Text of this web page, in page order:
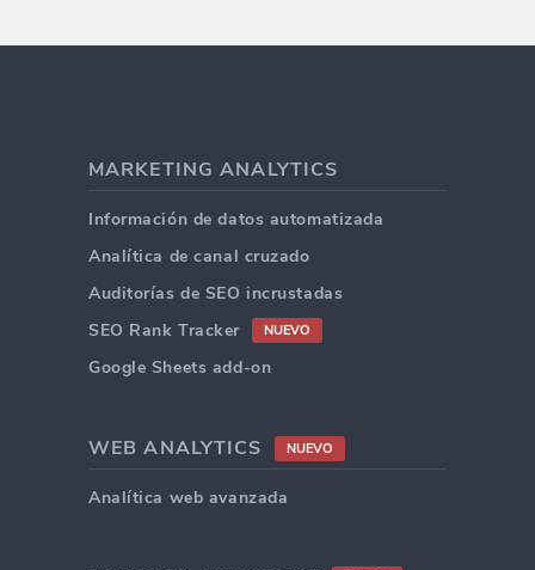
MARKETING ANALYTICS
Información de datos automatizada
Analítica de canal cruzado
Auditorías de SEO incrustadas
SEO Rank Tracker
NUEVO
Google Sheets add-on
WEB ANALYTICS NUEVO
Analítica web avanzada